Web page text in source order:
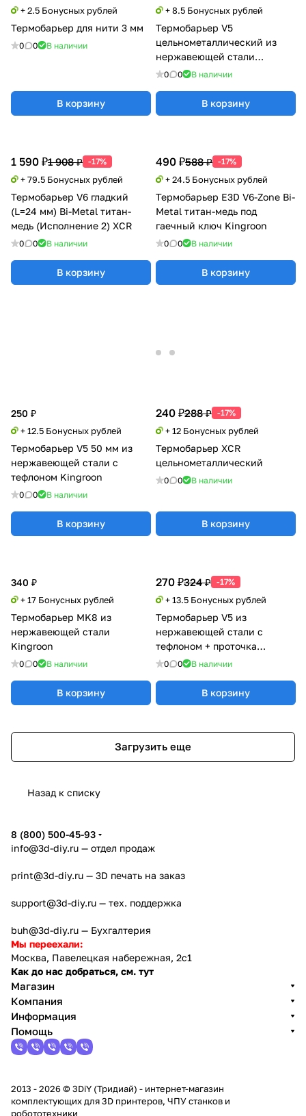
+ 8.5 Бонусных рублей
Термобарьер V5
цельнометаллический из
нержавеющей стали
Kingroon
0 0 В наличии
В корзину
1 590 ₽1 908 ₽ -17%
+ 79.5 Бонусных рублей
Термобарьер V6 гладкий
(L=24 мм) Bi-Metal титан-
медь (Исполнение 2) XCR
0 0 В наличии
В корзину
490 ₽588 ₽ -17%
+ 24.5 Бонусных рублей
Термобарьер E3D V6-Zone Bi-
Metal титан-медь под
гаечный ключ Kingroon
0 0 В наличии
В корзину
250 ₽
+ 12.5 Бонусных рублей
Термобарьер V5 50 мм из
нержавеющей стали с
тефлоном Kingroon
0 0 В наличии
В корзину
240 ₽288 ₽ -17%
+ 12 Бонусных рублей
Термобарьер XCR
цельнометаллический
0 0 В наличии
В корзину
+ 2.5 Бонусных рублей
Термобарьер для нити 3 мм
0 0 В наличии
В корзину
340 ₽
+ 17 Бонусных рублей
Термобарьер MK8 из
нержавеющей стали
Kingroon
0 0 В наличии
В корзину
270 ₽324 ₽ -17%
+ 13.5 Бонусных рублей
Термобарьер V5 из
нержавеющей стали с
тефлоном + проточка
Kingroon
0 0 В наличии
В корзину
Загрузить еще
Назад к списку
8 (800) 500-45-93
info@3d-diy.ru — отдел продаж
print@3d-diy.ru — 3D печать на заказ
support@3d-diy.ru — тех. поддержка
buh@3d-diy.ru — Бухгалтерия
Мы переехали:
Москва, Павелецкая набережная, 2с1
Как до нас добраться, см. тут
Магазин
Компания
Информация
Помощь
2013 - 2026 © 3DiY (Тридиай) - интернет-магазин
комплектующих для 3D принтеров, ЧПУ станков и
робототехники